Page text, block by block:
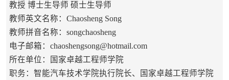
教授 博士生导师 硕士生导师
教师英文名称：Chaosheng Song
教师拼音名称：songchaosheng
电子邮箱： chaoshengsong@hotmail.com
所在单位：国家卓越工程师学院
职务：智能汽车技术学院执行院长、国家卓越工程师学院